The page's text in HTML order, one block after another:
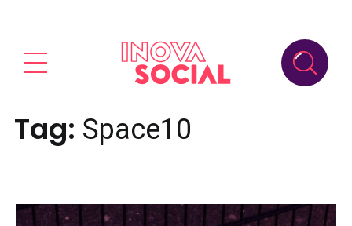
Tag: Space10